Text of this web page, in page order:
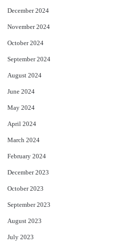
December 2024
November 2024
October 2024
September 2024
August 2024
June 2024
May 2024
April 2024
March 2024
February 2024
December 2023
October 2023
September 2023
August 2023
July 2023